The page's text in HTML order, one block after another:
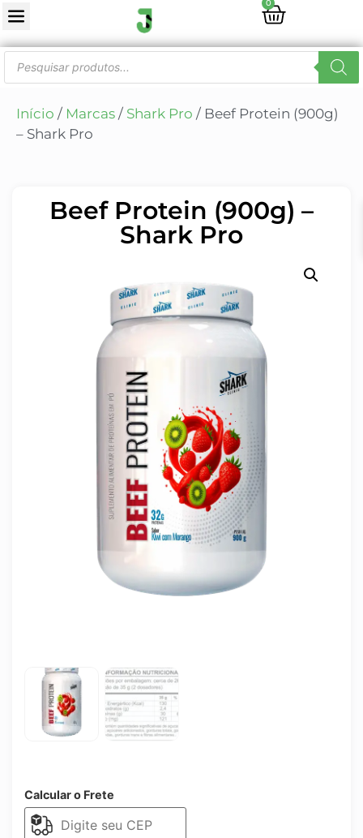
0
Início / Marcas / Shark Pro / Beef Protein (900g)
– Shark Pro
Beef Protein (900g) –
Shark Pro
Calcular o Frete